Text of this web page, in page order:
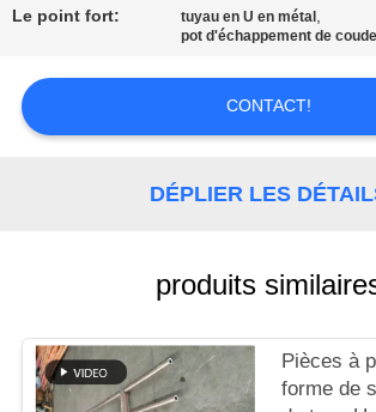
DES
NOUVELLES
CAS
PRIVACY
Le point fort: tuyau en U en métal ,
pot d'échappement de
CONTACT!
DÉPLIER LES
produits
Pièces à
forme de